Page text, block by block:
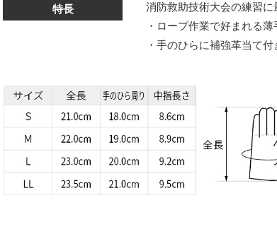
特長
消防救助技術大会の練習に
・ロープ作業で好まれる薄
・手のひらに補強革当て付